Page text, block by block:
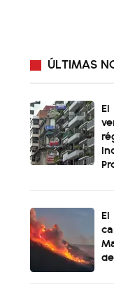
ÚLTIMAS